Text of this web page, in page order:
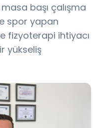
başı çalışma
spor yapan
fizyoterapi ihtiyacı
yükseliş